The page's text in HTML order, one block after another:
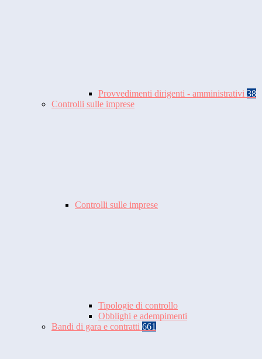
Provvedimenti dirigenti - amministrativi 38
Controlli sulle imprese
Controlli sulle imprese
Tipologie di controllo
Obblighi e adempimenti
Bandi di gara e contratti 661